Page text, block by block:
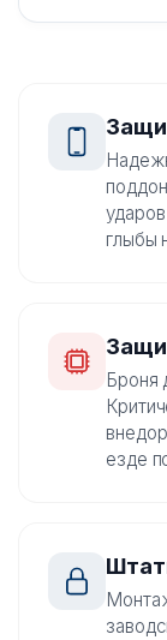
глыбы
Броня
езде